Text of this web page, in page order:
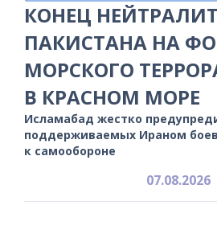
КОНЕЦ
ПАКИСТАНА НА
МОРСКОГО
В КРАСНОМ МОРЕ
Исламабад жестко
поддерживаемых Ираном
к самообороне
07.08.2026